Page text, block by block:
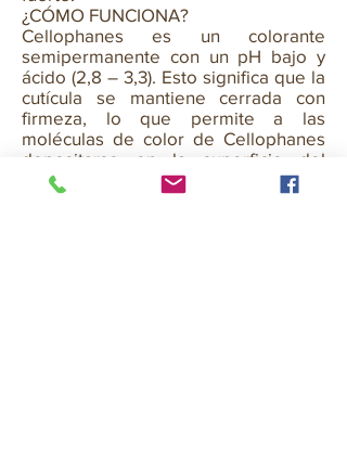
¿CÓMO FUNCIONA?
Cellophanes es un colorante
semipermanente con un pH bajo y
ácido (2,8 – 3,3). Esto significa que la
cutícula se mantiene cerrada con
firmeza, lo que permite a las
moléculas de color de Cellophanes
depositarse en la superficie del
cabello y crear capas translúcidas y
brillantes de color alrededor de cada